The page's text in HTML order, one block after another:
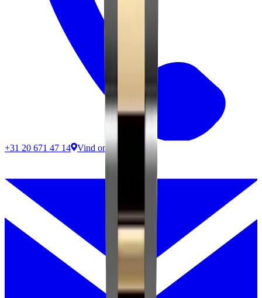
+31 20 671 47 14 Vind ons